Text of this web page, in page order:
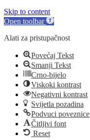
Skip to content
Open toolbar
Alati za pristupačnost
Povećaj Tekst
Smanji Tekst
Crno-bijelo
Viskoki kontrast
Negativni kontrast
Svijetla pozadina
Podvuci poveznice
Čitljivi font
Reset